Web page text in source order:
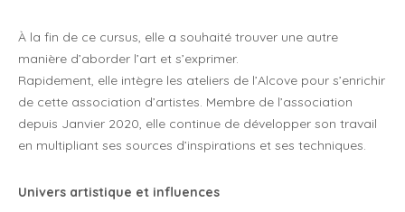
À la fin de ce cursus, elle a souhaité trouver une autre
manière d’aborder l’art et s’exprimer.
Rapidement, elle intègre les ateliers de l’Alcove pour s’enrichir
de cette association d’artistes. Membre de l’association
depuis Janvier 2020, elle continue de développer son travail
en multipliant ses sources d’inspirations et ses techniques.
Univers artistique et influences